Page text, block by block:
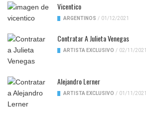
Vicentico
ARGENTINOS / 01/12/2021
Contratar A Julieta Venegas
ARTISTA EXCLUSIVO / 02/11/2021
Alejandro Lerner
ARTISTA EXCLUSIVO / 01/11/2021